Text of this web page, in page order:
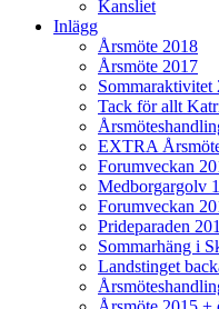
Kansliet
Inlägg
Årsmöte 2018
Årsmöte 2017
Sommaraktivitet
Tack för allt
EXTRA
Forumveckan
Medborgargolv
Forumveckan
Prideparaden
Sommarhäng i
Landstinget